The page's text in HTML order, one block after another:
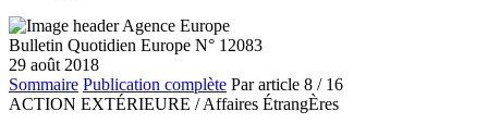
Bulletin Quotidien Europe N° 12083
29 août 2018
Sommaire Publication complète Par article 8 / 16
ACTION EXTÉRIEURE / Affaires ÉtrangÈres